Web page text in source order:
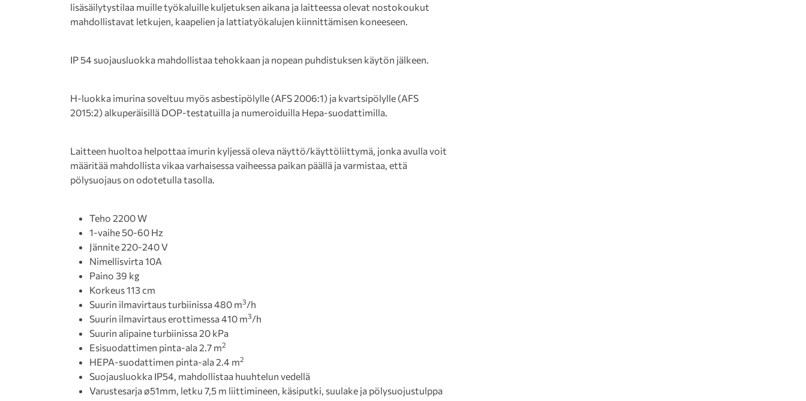
lisäsäilytystilaa muille työkaluille kuljetuksen aikana ja laitteessa olevat nostokoukut
mahdollistavat letkujen, kaapelien ja lattiatyökalujen kiinnittämisen koneeseen.
IP 54 suojausluokka mahdollistaa tehokkaan ja nopean puhdistuksen käytön jälkeen.
H-luokka imurina soveltuu myös asbestipölylle (AFS 2006:1) ja kvartsipölylle (AFS
2015:2) alkuperäisillä DOP-testatuilla ja numeroiduilla Hepa-suodattimilla.
Laitteen huoltoa helpottaa imurin kyljessä oleva näyttö/käyttöliittymä, jonka avulla voit
määritää mahdollista vikaa varhaisessa vaiheessa paikan päällä ja varmistaa, että
pölysuojaus on odotetulla tasolla.
Teho 2200 W
1-vaihe 50-60 Hz
Jännite 220-240 V
Nimellisvirta 10A
Paino 39 kg
Korkeus 113 cm
Suurin ilmavirtaus turbiinissa 480 m3/h
Suurin ilmavirtaus erottimessa 410 m3/h
Suurin alipaine turbiinissa 20 kPa
Esisuodattimen pinta-ala 2.7 m2
HEPA-suodattimen pinta-ala 2.4 m2
Suojausluokka IP54, mahdollistaa huuhtelun vedellä
Varustesarja ø51mm, letku 7,5 m liittimineen, käsiputki, suulake ja pölysuojustulppa